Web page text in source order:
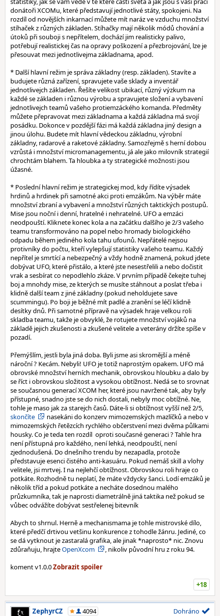
donátoři XCOMu, které představují jednotlivé státy, spokojeni. Na
rozdíl od novějších inkarnací můžete mít naráz ve vzduchu množství
stíhaček z různých základen. Stíhačky mají několik módů chování a
útoků při souboji s nepřítelem, dochází jim realisticky palivo,
potřebují realistickej čas na opravy poškození a přezbrojování, lze je
přesouvat mezi jednotlivejma základnama, apod.
* Další hlavní režim je správa základny (resp. základen). Stavíte a
budujete různá zařízení, spravujete vaše sklady a inventář
jednotlivejch základen. Řešíte velikost ubikací, různý výzkum na
každé se základen i různou výrobu a spravujete složení a vybavení
jednotlivejch teamů vašeho protiemzáckého komanda. Předměty
můžete přepravovat mezi základnama a každá základna má svojí
posádku. Dokonce v pozdější fázi má každá základna jiný design a
jinou úlohu. Budete mít hlavní vědeckou základnu, výrobní
základny, radarové a raketové základny. Samozřejmě s herní dobou
vzrůstá i množství micromanagementu, já ale jako milovník strategií
chrochtám blahem. Ta hloubka a ty strategické možnosti jsou
úžasné.
* Poslední hlavní režim je strategickej mod, kdy řídíte výsadek
hrdinů a hrdinek při samotné akci proti emzákům. Na výběr máte
množství zbraní a vybavení a množství různých taktických postupů.
Mise jsou noční i denní, hratelné i nehratelné. UFO a emzáci
neodpouští. Kliknete konec kola a na začátku dalšího je 2/3 vašeho
teamu transformováno na popel nebo hromady biologického
odpadu během jediného kola tahu ufounů. Nepřátelé nejsou
protivníky do počtu, kteří vylepšují statistiky vašeho teamu. Každý
nepřítel je smrtící a nebezpečný a vždy hodně znamená, pokud jdete
dobývat UFO, které přistálo, a které jste nesestřelili a nebo dočistit
vrak a sesbírat co nepodlehlo zkáze. V prvním případě čekejte tuhej
boj a mnohdy mise, ze kterých se musíte stáhnout a poslat třeba i
klidně další team z jiné základny (pokud neholdujete save
scummingu). Po boji je běžné mít padlé a zranění se léčí klidně
desítky dnů. Při samotné přípravě na výsadek hraje velkou roli
skladba teamu, takže je obvyklé, že rotujete množství vojáků na
základě jejich zkušenosti a zkušené velitele a veterány držíte spíše v
pozadí.
Přemýšlím, jestli byla jiná doba. Byli jsme asi skromější a méně
nároční ? Kecám. Nebyli! UFO je totiž naprostým opakem. UFO má
obrovské množství herních mechanik, obrovskou hloubku a dalo by
se říct i obrovskou složitost a vysokou obtížnost. Nedá se to srovnat
se současnou generací XCOM her, které jsou navržené tak, aby byly
přístupné, snadno jste se do nich dostali, nebyly moc obtížné. Ne,
tohle je maso jak za starejch časů. Dáte-li si obtížnost vyšší než 2/5,
skončíte
nasekáni do konzerv mimozemských mazlíčků a nebo v
mimozemských řetězcích rychlého občerstvení mezi dvěma půlkami
housky. Co je teda ten rozdíl oproti současné generaci ? Tahle hra
není přístupná pro každého, není lehká, neodpouští, není
zjednodušená. Do dnešního trendu by nezapadla, protože
představuje esenci čistého anti-kasuáru. Pokud nemáš skill a vlohy
velitele, jsi mrtvej. I na nejlehčí obtížnost. Obrovskou roli hraje co
potkáte. Rozhodně tu neplatí, že máte vždycky šanci. Lodí emzáků je
několik tříd a pokud potkáte a necháte dosednou malého
průzkumníka, tak je naprosti diametrálně jiná taktika než pokud se
vůbec odvážíte dobývat sestřelenej bitevník
Abych to shrnul. Herně a mechanismama je tohle mistrovské dílo,
které předčí drtivou vetšinu konkurence z tohodle žánru. Jediné, co
se dá vytknout je zastaralá grafika, ale jinak *naprosto* nic. Znovu
zdůraňuju, hrajteOpenXcom
, nikoliv původní hru z roku 94.
koment v1.0.0
+18
ZephyrCZ
4094
Dohráno